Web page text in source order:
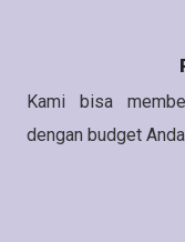
Kami bisa
dengan budget